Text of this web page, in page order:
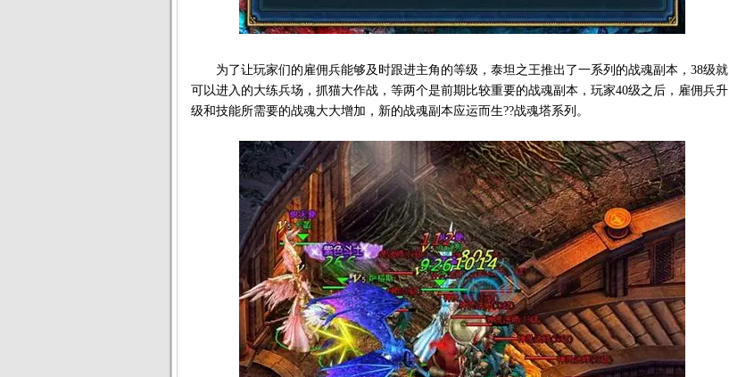
为了让玩家们的雇佣兵能够及时跟进主角的等级，泰坦之王推出了一系列的战魂副本，38级就
可以进入的大练兵场，抓猫大作战，等两个是前期比较重要的战魂副本，玩家40级之后，雇佣兵升
级和技能所需要的战魂大大增加，新的战魂副本应运而生??战魂塔系列。